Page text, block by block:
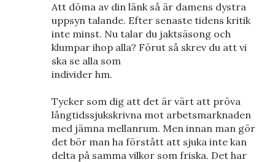
Att döma av din länk så är damens dystra
uppsyn talande. Efter senaste tidens kritik
inte minst. Nu talar du jaktsäsong och
klumpar ihop alla? Förut så skrev du att vi
ska se alla som
individer hm.
Tycker som dig att det är värt att pröva
långtidssjukskrivna mot arbetsmarknaden
med jämna mellanrum. Men innan man gör
det bör man ha förstått att sjuka inte kan
delta på samma vilkor som friska. Det har